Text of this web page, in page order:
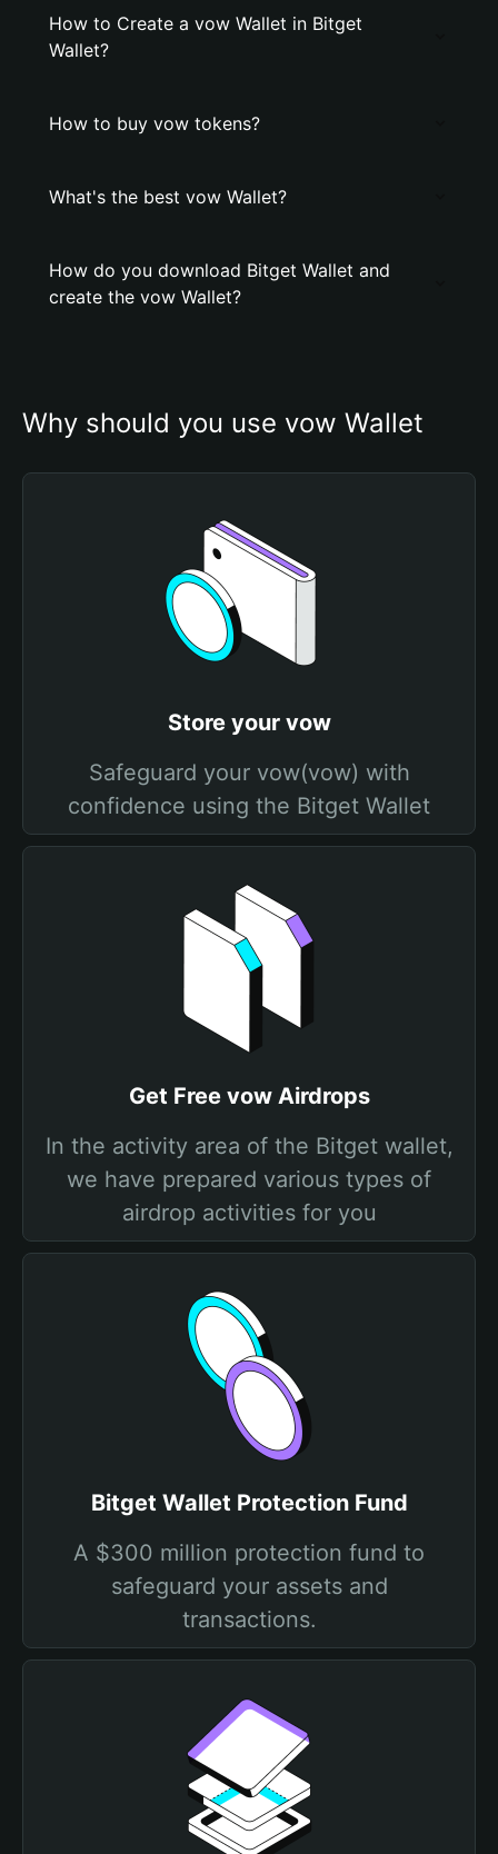
How to Create a vow Wallet in Bitget
Wallet?
How to buy vow tokens?
What's the best vow Wallet?
How do you download Bitget Wallet and
create the vow Wallet?
Why should you use vow Wallet
Store your vow
Safeguard your vow(vow) with
confidence using the Bitget Wallet
Get Free vow Airdrops
In the activity area of the Bitget wallet,
we have prepared various types of
airdrop activities for you
Bitget Wallet Protection Fund
A $300 million protection fund to
safeguard your assets and
transactions.